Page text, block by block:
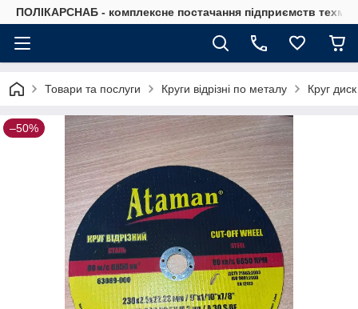
ПОЛІКАРСНАБ - комплексне постачання підприємств
Товари та послуги Круги відрізні по металу Круг
–50%